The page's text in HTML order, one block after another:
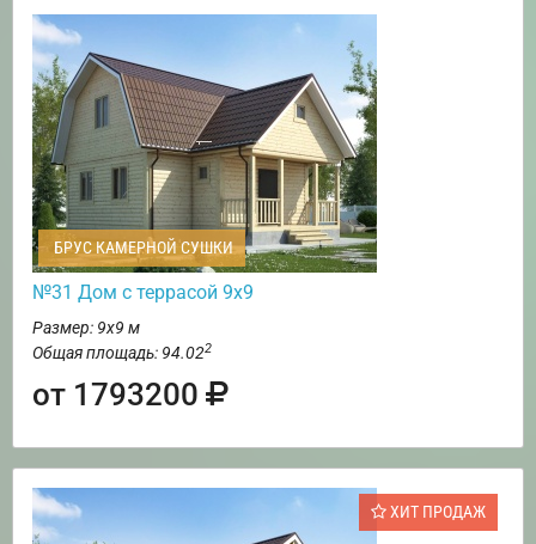
БРУС КАМЕРНОЙ СУШКИ
№31 Дом с террасой 9х9
Размер: 9х9 м
Общая площадь: 94.022
от 1793200
ХИТ ПРОДАЖ